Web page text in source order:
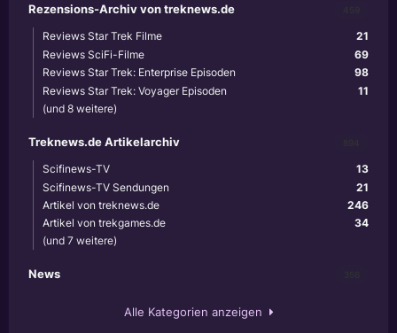
Rezensions-Archiv von treknews.de
21
Reviews Star Trek Filme
69
Reviews SciFi-Filme
98
Reviews Star Trek: Enterprise Episoden
11
Reviews Star Trek: Voyager Episoden
(und 8 weitere)
Treknews.de Artikelarchiv
13
Scifinews-TV
21
Scifinews-TV Sendungen
246
Artikel von treknews.de
34
Artikel von trekgames.de
(und 7 weitere)
News
Alle Kategorien anzeigen